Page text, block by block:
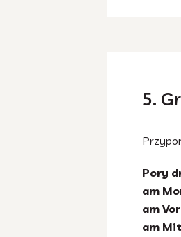
5.
Pory
am
am
am